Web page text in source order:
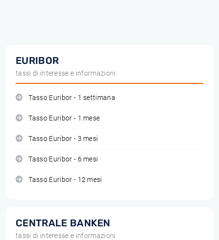
EURIBOR
tassi di interesse e informazioni
Tasso Euribor - 1 settimana
Tasso Euribor - 1 mese
Tasso Euribor - 3 mesi
Tasso Euribor - 6 mesi
Tasso Euribor - 12 mesi
CENTRALE BANKEN
tassi di interesse e informazioni